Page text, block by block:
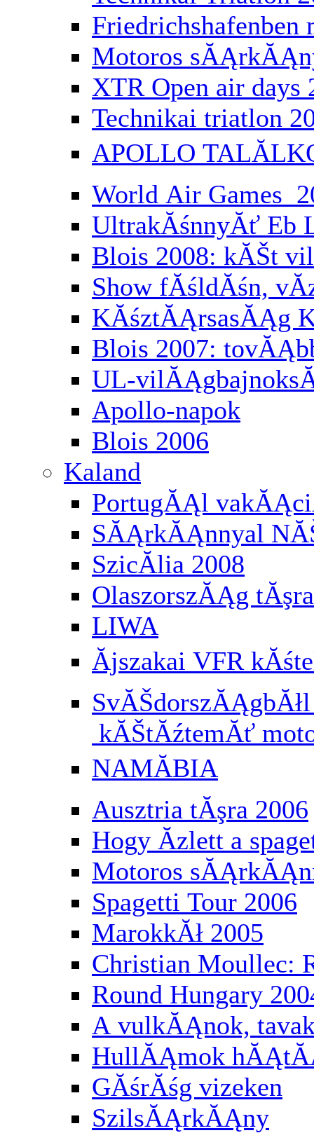
Motoros
XTR Open air days
Technikai triatlon
APOLLO
World Air Games
UltrakĂśnnyĂť Eb
Blois 2008: kĂŠt
Show fĂśldĂśn,
KĂśztĂĄrsasĂĄg
Blois 2007:
UL-
Apollo-napok
Blois 2006
Kaland
PortugĂĄl
SĂĄrkĂĄnnyal
SzicĂ­lia 2008
OlaszorszĂĄg
LIWA
Ăjszakai VFR
kĂŠtĂźtemĂť
NAMĂBIA
Ausztria tĂşra 2006
Hogy Ă­zlett a
Motoros
Spagetti Tour 2006
MarokkĂł 2005
Christian Moullec:
Round Hungary
A vulkĂĄnok,
HullĂĄmok
GĂśrĂśg vizeken
SzilsĂĄrkĂĄny